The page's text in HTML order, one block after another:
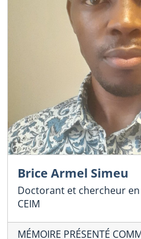
Brice Armel Simeu
Doctorant et chercheur en
CEIM
MÉMOIRE PRÉSENTÉ